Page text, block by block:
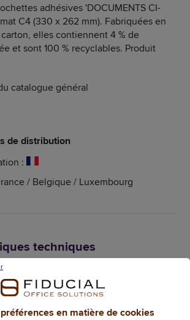
adhésives 'DOCUMENTS CI-
C4 (330 x 262 mm). Fabriquées en
elles contiennent 4 % de
et sont 100 % recyclables. Produit
catalogue général
de distribution
:
/ Belgique / Luxembourg
techniques
139662
en matière de cookies